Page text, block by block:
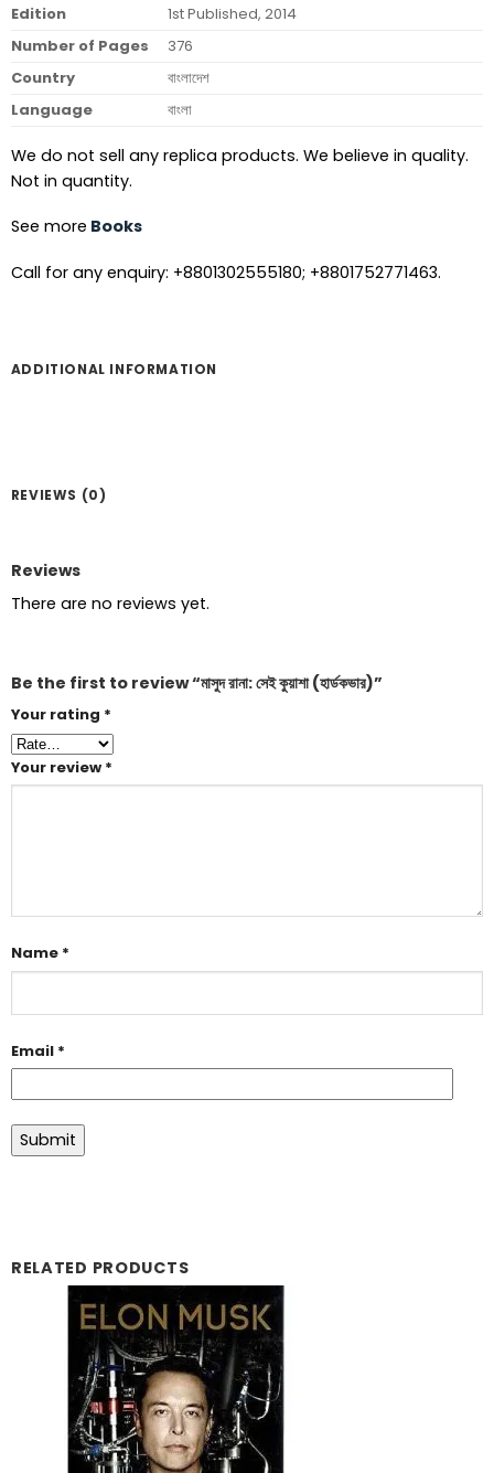
Edition
1st Published, 2014
Number of Pages
376
Country
বাংলাদেশ
Language
বাংলা
We do not sell any replica products. We believe in quality.
Not in quantity.
See more Books
Call for any enquiry: +8801302555180; +8801752771463.
ADDITIONAL INFORMATION
REVIEWS (0)
Reviews
There are no reviews yet.
Be the first to review “মাসুদ রানা: সেই কুয়াশা (হার্ডকভার)”
Your rating *
Your review *
Name *
Email *
RELATED PRODUCTS